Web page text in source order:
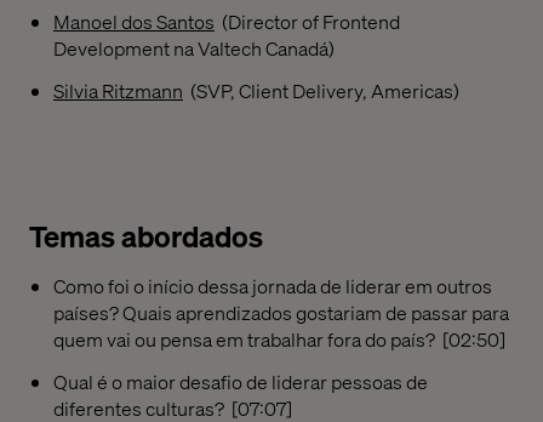
Manoel dos Santos (Director of Frontend
Development na Valtech Canadá)
Silvia Ritzmann (SVP, Client Delivery, Americas) ​
Temas abordados
Como foi o início dessa jornada de liderar em outros
países? Quais aprendizados gostariam de passar para
quem vai ou pensa em trabalhar fora do país? [02:50]
Qual é o maior desafio de liderar pessoas de
diferentes culturas? [07:07]